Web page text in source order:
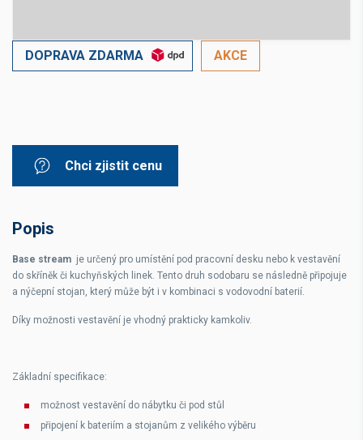
DOPRAVA ZDARMA AKCE
Chci zjistit cenu
Popis
Base stream je určený pro umístění pod pracovní desku nebo k vestavění
do skříněk či kuchyňských linek. Tento druh sodobaru se následně připojuje
a nýčepní stojan, který může být i v kombinaci s vodovodní baterií.
Díky možnosti vestavění je vhodný prakticky kamkoliv.
Základní specifikace:
možnost vestavění do nábytku či pod stůl
připojení k bateriím a stojanům z velikého výběru